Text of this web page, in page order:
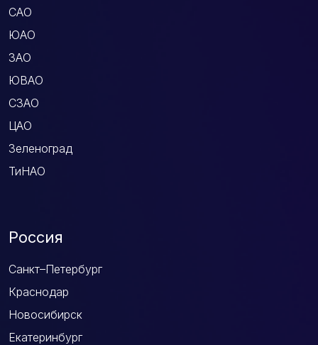
САО
ЮАО
ЗАО
ЮВАО
СЗАО
ЦАО
Зеленоград
ТиНАО
Россия
Санкт–Петербург
Краснодар
Новосибирск
Екатеринбург